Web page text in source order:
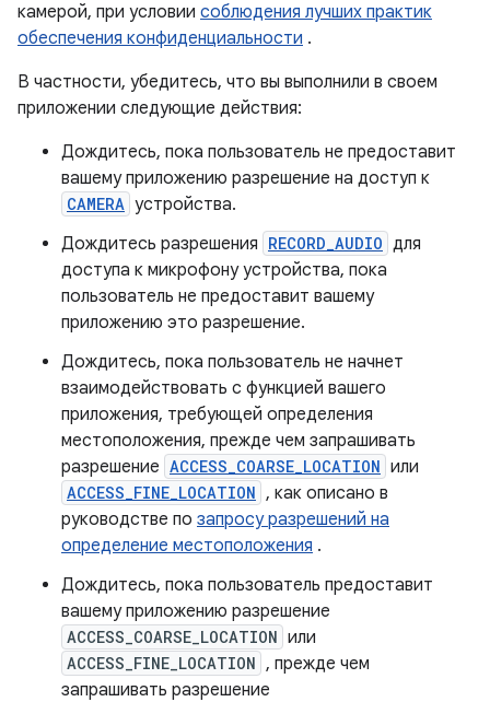
камерой, при условии соблюдения лучших практик
обеспечения конфиденциальности .
В частности, убедитесь, что вы выполнили в своем
приложении следующие действия:
Дождитесь, пока пользователь не предоставит
вашему приложению разрешение на доступ к
CAMERA устройства.
Дождитесь разрешения RECORD_AUDIO для
доступа к микрофону устройства, пока
пользователь не предоставит вашему
приложению это разрешение.
Дождитесь, пока пользователь не начнет
взаимодействовать с функцией вашего
приложения, требующей определения
местоположения, прежде чем запрашивать
разрешение ACCESS_COARSE_LOCATION или
ACCESS_FINE_LOCATION , как описано в
руководстве по запросу разрешений на
определение местоположения .
Дождитесь, пока пользователь предоставит
вашему приложению разрешение
ACCESS_COARSE_LOCATION или
ACCESS_FINE_LOCATION , прежде чем
запрашивать разрешение